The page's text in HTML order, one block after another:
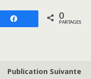
Partagez 0
PARTAGES
Publication Suivante